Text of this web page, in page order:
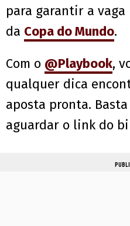
para garantir a
da Copa do Mundo.
Com o @Playbook,
qualquer dica
aposta pronta.
aguardar o link do